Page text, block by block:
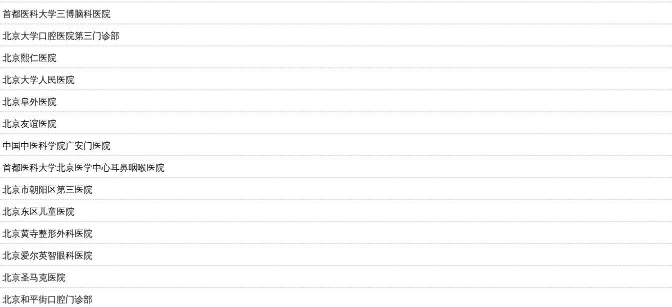
首都医科大学三博脑科医院
北京大学口腔医院第三门诊部
北京熙仁医院
北京大学人民医院
北京阜外医院
北京友谊医院
中国中医科学院广安门医院
首都医科大学北京医学中心耳鼻咽喉医院
北京市朝阳区第三医院
北京东区儿童医院
北京黄寺整形外科医院
北京爱尔英智眼科医院
北京圣马克医院
北京和平街口腔门诊部